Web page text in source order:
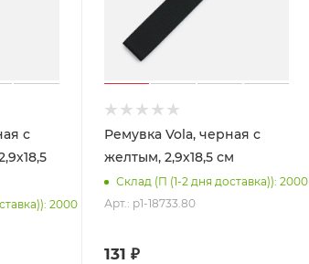
с
2000
Ремувка Vola, черная с
желтым, 2,9х18,5 см
Склад (П (1-2 дня доставка)): 2000
Арт.: p1-18733.80
131 ₽